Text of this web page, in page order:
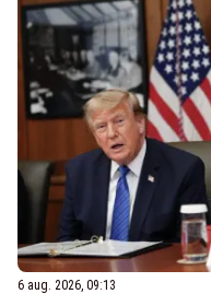
6 aug. 2026, 09:13